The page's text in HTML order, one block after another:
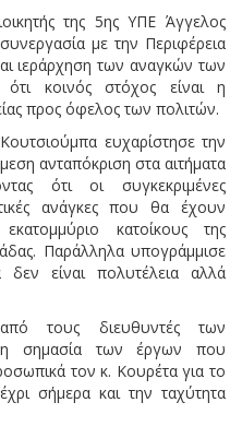
της 5ης ΥΠΕ Άγγελος
με την Περιφέρεια
ιεράρχηση των αναγκών των
ότι κοινός στόχος είναι η
προς όφελος των πολιτών.
ευχαρίστησε την
ανταπόκριση στα αιτήματα
ότι οι συγκεκριμένες
ανάγκες που θα έχουν
κατοίκους της
Παράλληλα υπογράμμισε
είναι πολυτέλεια αλλά
τους διευθυντές των
σημασία των έργων που
τον κ. Κουρέτα για το
σήμερα και την ταχύτητα